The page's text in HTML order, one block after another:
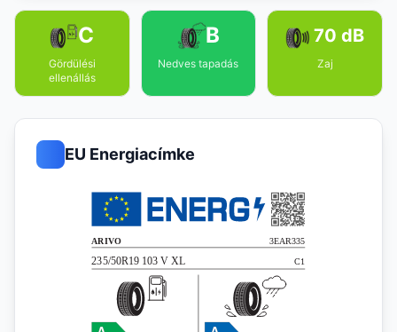
C
Gördülési
ellenállás
B
Nedves tapadás
70 dB
Zaj
EU Energiacímke